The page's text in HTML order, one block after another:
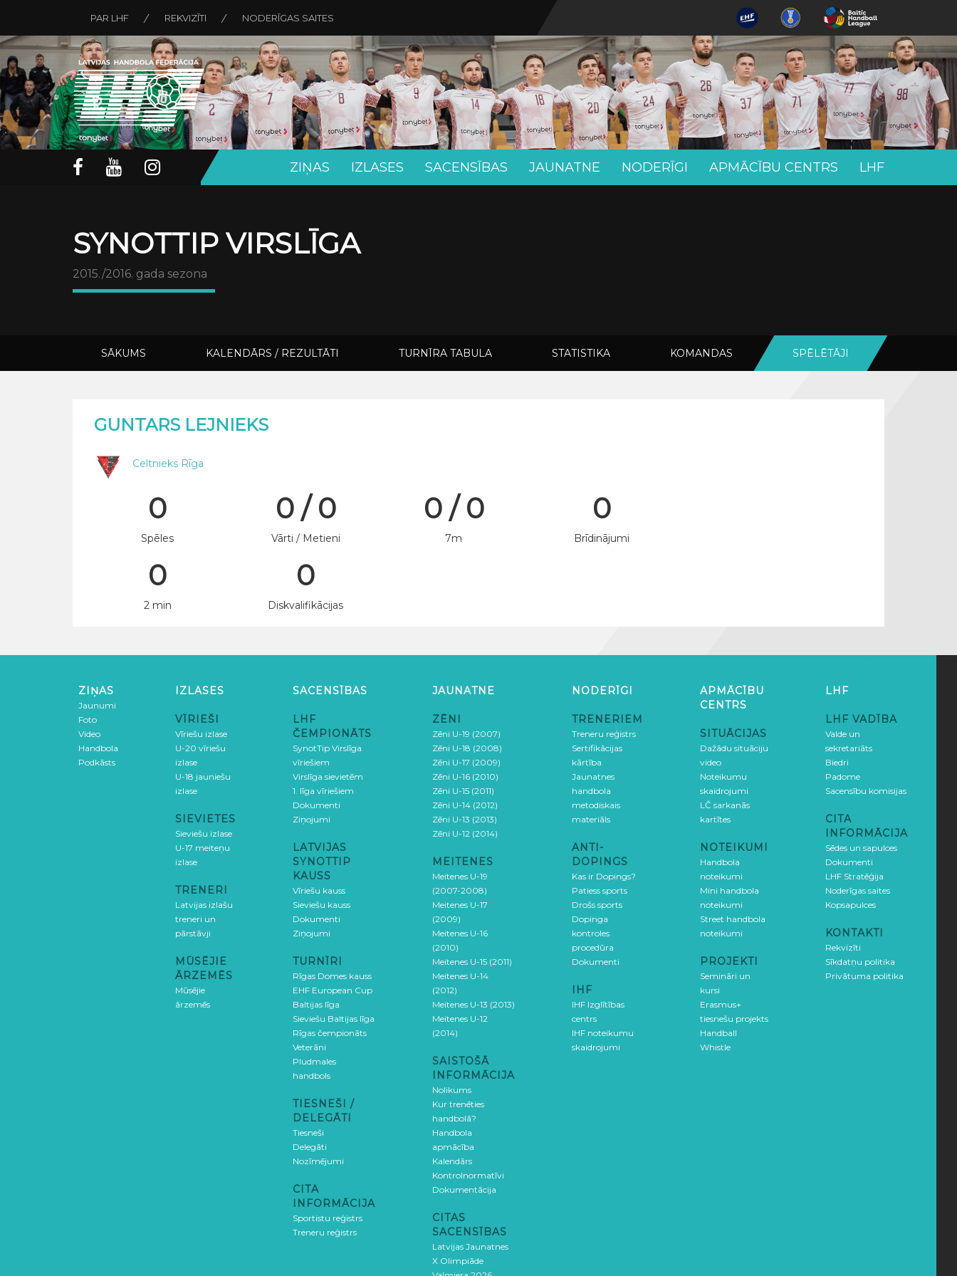
PAR LHF REKVIZĪTI NODERĪGAS SAITES
ZIŅAS IZLASES SACENSĪBAS JAUNATNE NODERĪGI APMĀCĪBU CENTRS LHF
SYNOTTIP VIRSLĪGA
2015./2016. gada sezona
SĀKUMS KALENDĀRS / REZULTĀTI TURNĪRA TABULA STATISTIKA KOMANDAS SPĒLĒTĀJI
GUNTARS LEJNIEKS
Celtnieks Rīga
0
Spēles
0 / 0
Vārti / Metieni
0 / 0
7m
0
Brīdinājumi
0
2 min
0
Diskvalifikācijas
ZIŅAS
Jaunumi
Foto
Video
Handbola
Podkāsts
IZLASES
VĪRIEŠI
Vīriešu izlase
U-20 vīriešu
izlase
U-18 jauniešu
izlase
SIEVIETES
Sieviešu izlase
U-17 meiteņu
izlase
TRENERI
Latvijas izlašu
treneri un
pārstāvji
MŪSĒJIE
ĀRZEMĒS
Mūsējie
ārzemēs
SACENSĪBAS
LHF
ČEMPIONĀTS
SynotTip Virslīga
vīriešiem
Virslīga sievietēm
1. līga vīriešiem
Dokumenti
Ziņojumi
LATVIJAS
SYNOTTIP
KAUSS
Vīriešu kauss
Sieviešu kauss
Dokumenti
Ziņojumi
TURNĪRI
Rīgas Domes kauss
EHF European Cup
Baltijas līga
Sieviešu Baltijas līga
Rīgas čempionāts
Veterāni
Pludmales
handbols
TIESNEŠI /
DELEGĀTI
Tiesneši
Delegāti
Nozīmējumi
CITA
INFORMĀCIJA
Sportistu reģistrs
Treneru reģistrs
JAUNATNE
ZĒNI
Zēni U-19 (2007)
Zēni U-18 (2008)
Zēni U-17 (2009)
Zēni U-16 (2010)
Zēni U-15 (2011)
Zēni U-14 (2012)
Zēni U-13 (2013)
Zēni U-12 (2014)
MEITENES
Meitenes U-19
(2007-2008)
Meitenes U-17
(2009)
Meitenes U-16
(2010)
Meitenes U-15 (2011)
Meitenes U-14
(2012)
Meitenes U-13 (2013)
Meitenes U-12
(2014)
SAISTOŠĀ
INFORMĀCIJA
Nolikums
Kur trenēties
handbolā?
Handbola
apmācība
Kalendārs
Kontrolnormatīvi
Dokumentācija
CITAS
SACENSĪBAS
Latvijas Jaunatnes
X Olimpiāde
NODERĪGI
TRENERIEM
Treneru reģistrs
Sertifikācijas
kārtība
Jaunatnes
handbola
metodiskais
materiāls
ANTI-
DOPINGS
Kas ir Dopings?
Patiess sports
Drošs sports
Dopinga
kontroles
procedūra
Dokumenti
IHF
IHF Izglītības
centrs
IHF noteikumu
skaidrojumi
APMĀCĪBU
CENTRS
SITUĀCIJAS
Dažādu situāciju
video
Noteikumu
skaidrojumi
LČ sarkanās
kartītes
NOTEIKUMI
Handbola
noteikumi
Mini handbola
noteikumi
Street handbola
noteikumi
PROJEKTI
Semināri un
kursi
Erasmus+
tiesnešu projekts
Handball
Whistle
LHF
LHF VADĪBA
Valde un
sekretariāts
Biedri
Padome
Sacensību komisijas
CITA
INFORMĀCIJA
Sēdes un sapulces
Dokumenti
LHF Stratēģija
Noderīgas saites
Kopsapulces
KONTAKTI
Rekvizīti
Sīkdatņu politika
Privātuma politika